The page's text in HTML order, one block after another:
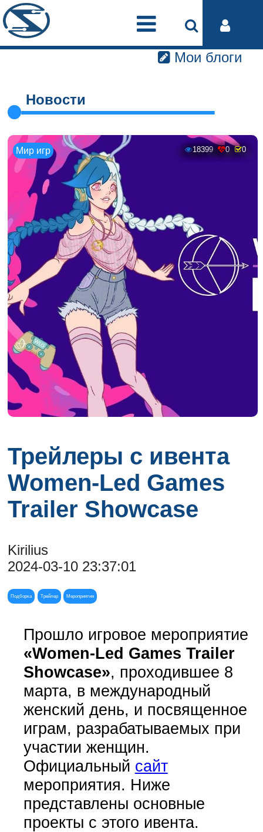
Мои блоги
Новости
Мир игр 18399 0 0
Трейлеры с ивента
Women-Led Games
Trailer Showcase
Kirilius
2024-03-10 23:37:01
Подборка Трейлер Мероприятия
Прошло игровое мероприятие
«Women-Led Games Trailer
Showcase», проходившее 8
марта, в международный
женский день, и посвященное
играм, разрабатываемых при
участии женщин.
Официальный сайт
мероприятия. Ниже
представлены основные
проекты с этого ивента.